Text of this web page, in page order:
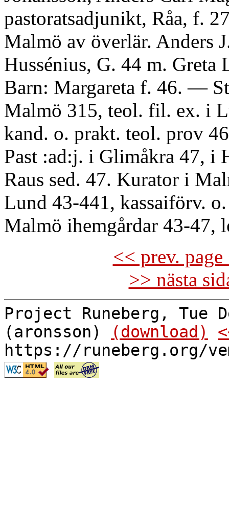
pastoratsadjunikt, Råa, f.
Malmö av överlär. Anders
Hussénius, G. 44 m. Greta
Barn: Margareta f. 46. —
Malmö 315, teol. fil. ex. i
kand. o. prakt. teol. prov
Past :ad:j. i Glimåkra 47, i
Raus sed. 47. Kurator i
Lund 43-441, kassaiförv.
Malmö ihemgårdar 43-47,
<< prev.
>> nästa
Project Runeberg, Tue
(aronsson)
(download)
https://runeberg.org/